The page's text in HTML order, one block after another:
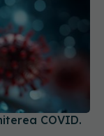
COVID.